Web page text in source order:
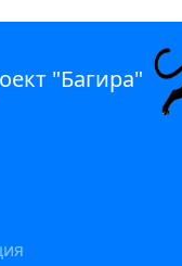
"Багира"